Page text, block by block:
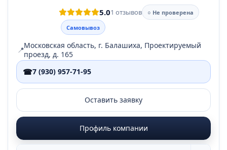
5.01 отзывов
○ Не проверена
Самовывоз
📍Московская область, г. Балашиха, Проектируемый
проезд, д. 165
☎7 (930) 957-71-95
Оставить заявку
Профиль компании